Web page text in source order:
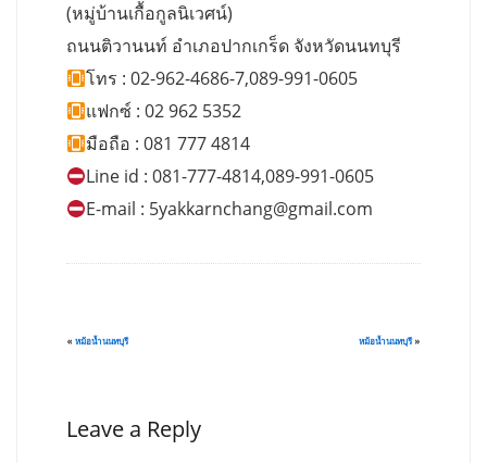
(หมู่บ้านเกื้อกูลนิเวศน์)
ถนนติวานนท์ อำเภอปากเกร็ด จังหวัดนนทบุรี
โทร : 02-962-4686-7,089-991-0605
แฟกซ์ : 02 962 5352
มือถือ : 081 777 4814
Line id : 081-777-4814,089-991-0605
E-mail : 5yakkarnchang@gmail.com
« หม้อน้ำนนทบุรี หม้อน้ำนนทบุรี»
Leave a Reply